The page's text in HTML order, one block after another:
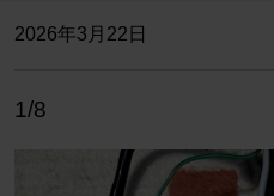
2026年3月22日
1/8